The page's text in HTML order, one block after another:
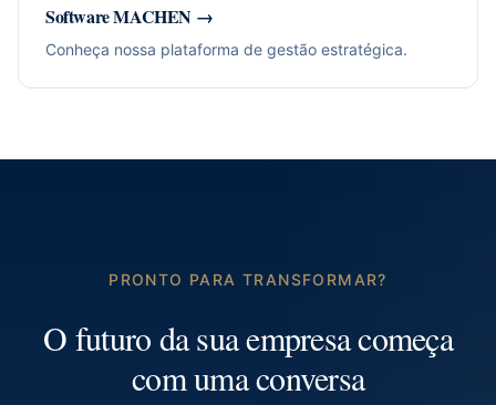
Software MACHEN →
Conheça nossa plataforma de gestão estratégica.
PRONTO PARA TRANSFORMAR?
O futuro da sua empresa começa
com uma conversa